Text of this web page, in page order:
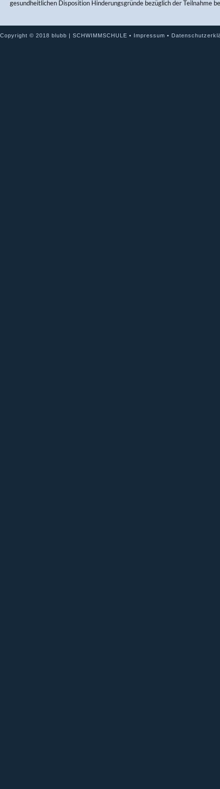
gesundheitlichen Disposition Hinderungsgründe bezüglich der Teilnahme
Copyright © 2018 blubb | SCHWIMMSCHULE • Impressum •